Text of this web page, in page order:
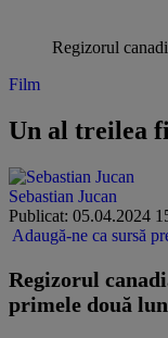
Regizorul
Film
Un al treilea
Sebastian Jucan
Publicat: 05.04.2024
Adaugă-ne ca sursă
Regizorul
primele două